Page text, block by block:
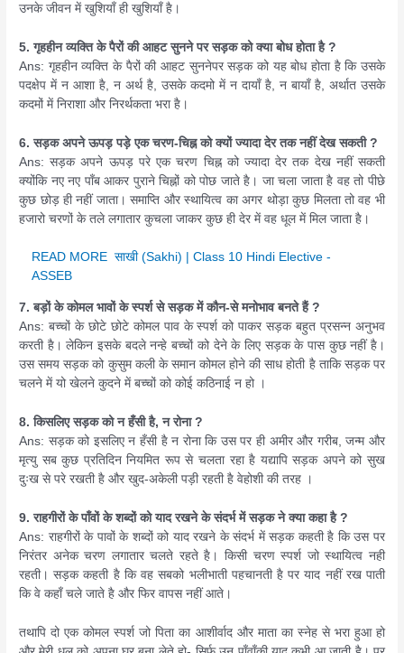
उनके जीवन में खुशियाँ ही खुशियाँ है।
5. गृहहीन व्यक्ति के पैरों की आहट सुनने पर सड़क को क्या बोध होता है ?
Ans: गृहहीन व्यक्ति के पैरों की आहट सुननेपर सड़क को यह बोध होता है कि उसके
पदक्षेप में न आशा है, न अर्थ है, उसके कदमो में न दायाँ है, न बायाँ है, अर्थात उसके
कदमों में निराशा और निरर्थकता भरा है।
6. सड़क अपने ऊपड़ पड़े एक चरण-चिह्न को क्यों ज्यादा देर तक नहीं देख सकती ?
Ans: सड़क अपने ऊपड़ परे एक चरण चिह्न को ज्यादा देर तक देख नहीं सकती
क्योंकि नए नए पाँब आकर पुराने चिह्नों को पोछ जाते है। जा चला जाता है वह तो पीछे
कुछ छोड़ ही नहीं जाता। समाप्ति और स्थायित्व का अगर थोड़ा कुछ मिलता तो वह भी
हजारो चरणों के तले लगातार कुचला जाकर कुछ ही देर में वह धूल में मिल जाता है।
READ MORE साखी (Sakhi) | Class 10 Hindi Elective -
ASSEB
7. बड़ों के कोमल भावों के स्पर्श से सड़क में कौन-से मनोभाव बनते हैं ?
Ans: बच्चों के छोटे छोटे कोमल पाव के स्पर्श को पाकर सड़क बहुत प्रसन्न अनुभव
करती है। लेकिन इसके बदले नन्हे बच्चों को देने के लिए सड़क के पास कुछ नहीं है।
उस समय सड़क को कुसुम कली के समान कोमल होने की साध होती है ताकि सड़क पर
चलने में यो खेलने कुदने में बच्चों को कोई कठिनाई न हो ।
8. किसलिए सड़क को न हँसी है, न रोना ?
Ans: सड़क को इसलिए न हँसी है न रोना कि उस पर ही अमीर और गरीब, जन्म और
मृत्यु सब कुछ प्रतिदिन नियमित रूप से चलता रहा है यद्यापि सड़क अपने को सुख
दुःख से परे रखती है और खुद-अकेली पड़ी रहती है वेहोशी की तरह ।
9. राहगीरों के पाँवों के शब्दों को याद रखने के संदर्भ में सड़क ने क्या कहा है ?
Ans: राहगीरों के पावों के शब्दों को याद रखने के संदर्भ में सड़क कहती है कि उस पर
निरंतर अनेक चरण लगातार चलते रहते है। किसी चरण स्पर्श जो स्थायित्व नही
रहती। सड़क कहती है कि वह सबको भलीभाती पहचानती है पर याद नहीं रख पाती
कि वे कहाँ चले जाते है और फिर वापस नहीं आते।
तथापि दो एक कोमल स्पर्श जो पिता का आशीर्वाद और माता का स्नेह से भरा हुआ हो